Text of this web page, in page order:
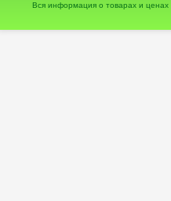
Вся информация о товарах и